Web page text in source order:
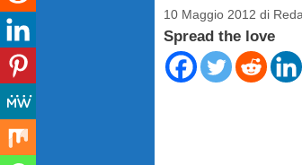
10 Maggio 2012 di
Spread the love